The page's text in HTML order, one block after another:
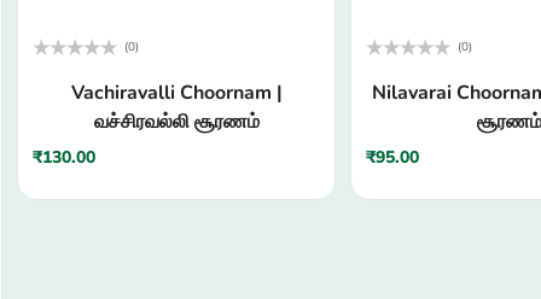
(0)
Vachiravalli Choornam |
வச்சிரவல்லி சூரணம்
₹130.00
0
(0)
Nilavarai
சூரணம்
₹95.00